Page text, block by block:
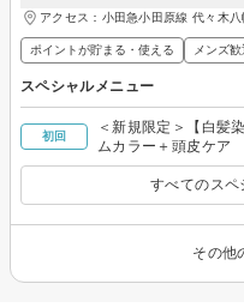
アクセス：小田急小田原線 代々木
ポイントが貯まる・使える メンズ歓
スペシャルメニュー
初回
＜新規限定＞【白髪
ムカラー＋頭皮ケア
すべてのスペ
その他